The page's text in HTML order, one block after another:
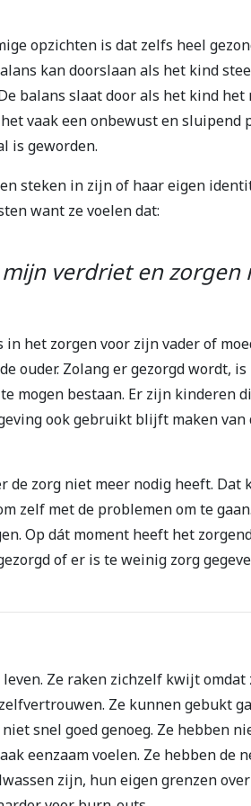
opzichten is dat zelfs heel
kan doorslaan als het kind
balans slaat door als het kind het
vaak een onbewust en sluipend
is geworden.
steken in zijn of haar eigen
want ze voelen dat:
mijn verdriet en zorgen
het zorgen voor zijn vader of
ouder. Zolang er gezorgd wordt,
mogen bestaan. Er zijn kinderen
ook gebruikt blijft maken van
zorg niet meer nodig heeft. Dat
zelf met de problemen om te
Op dát moment heeft het
of er is te weinig zorg
Ze raken zichzelf kwijt omdat
Ze kunnen gebukt
snel goed genoeg. Ze hebben
eenzaam voelen. Ze hebben de
zijn, hun eigen grenzen